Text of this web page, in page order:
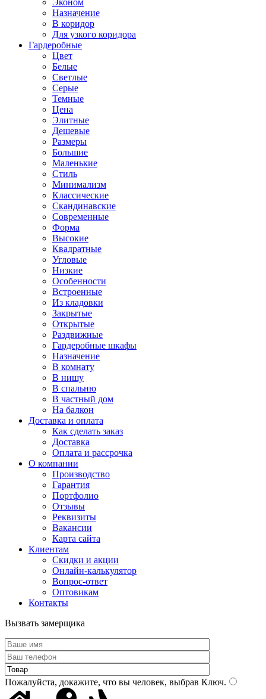
Эконом
Назначение
В коридор
Для узкого коридора
Гардеробные
Цвет
Белые
Светлые
Серые
Темные
Цена
Элитные
Дешевые
Размеры
Большие
Маленькие
Стиль
Минимализм
Классические
Скандинавские
Современные
Форма
Высокие
Квадратные
Угловые
Низкие
Особенности
Встроенные
Из кладовки
Закрытые
Открытые
Раздвижные
Гардеробные шкафы
Назначение
В комнату
В нишу
В спальню
В частный дом
На балкон
Доставка и оплата
Как сделать заказ
Доставка
Оплата и рассрочка
О компании
Производство
Гарантия
Портфолио
Отзывы
Реквизиты
Вакансии
Карта сайта
Клиентам
Скидки и акции
Онлайн-калькулятор
Вопрос-ответ
Оптовикам
Контакты
Вызвать замерщика
Пожалуйста, докажите, что вы человек, выбрав Ключ.